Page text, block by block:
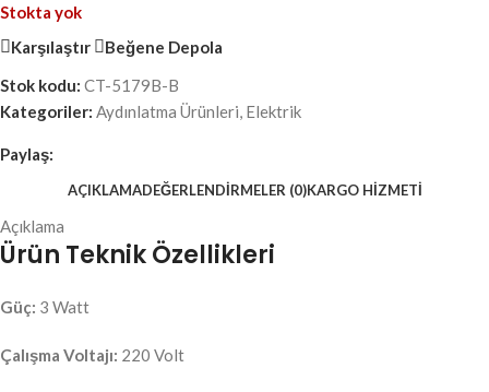
Stokta yok
Karşılaştır
Beğene Depola
Stok kodu: CT-5179B-B
Kategoriler: Aydınlatma Ürünleri, Elektrik
Paylaş:
AÇIKLAMADEĞERLENDIRMELER (0)KARGO HIZMETI
Açıklama
Ürün Teknik Özellikleri
Güç: 3 Watt
Çalışma Voltajı: 220 Volt